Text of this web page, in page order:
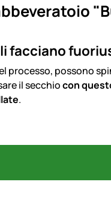
facciano
processo, possono
il secchiocon
.